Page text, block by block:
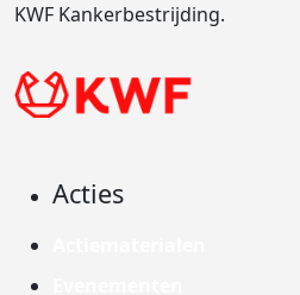
KWF Kankerbestrijding.
Acties